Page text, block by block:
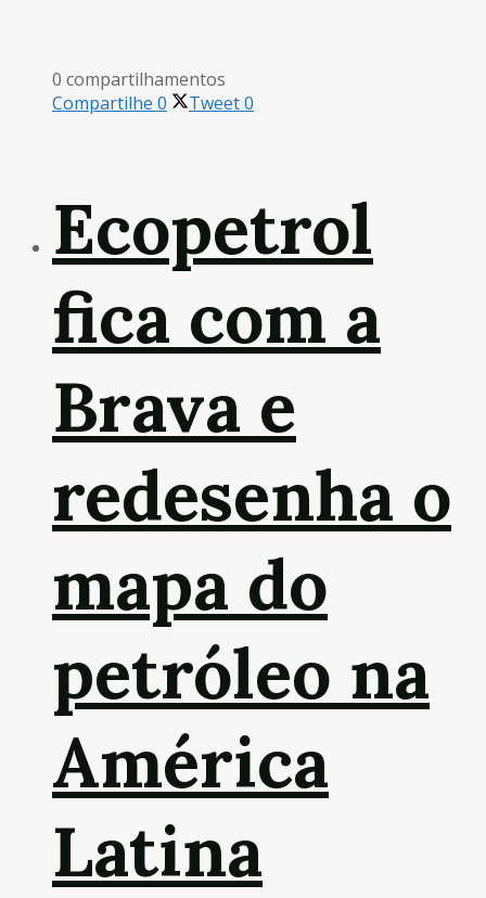
0 compartilhamentos
Compartilhe 0 Tweet0
Ecopetrol
fica com a
Brava e
redesenha o
mapa do
petróleo na
América
Latina